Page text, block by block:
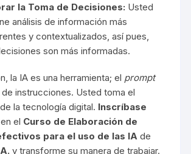
la Toma de Decisiones: Usted
análisis de información más
y contextualizados, así pues,
son más informadas.
la IA es una herramienta; el prompt
de instrucciones. Usted toma el
la tecnología digital. Inscríbase
en el Curso de Elaboración de
para el uso de las IA de
y transforme su manera de trabajar.